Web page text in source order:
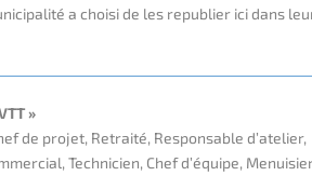
a choisi de les republier ici dans
»
de projet, Retraité, Responsable d’atelier,
Technicien, Chef d’équipe,